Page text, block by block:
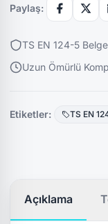
Paylaş:
TS EN 124-5
Uzun Ömürlü
Etiketler: TS EN
Açıklama